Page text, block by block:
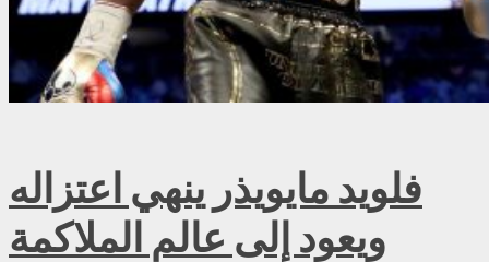
فلويد مايويذر ينهي اعتزاله
ويعود إلى عالم الملاكمة